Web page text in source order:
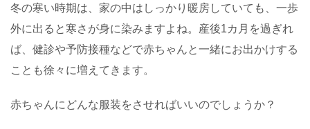
冬の寒い時期は、家の中はしっかり暖房していても、一歩
外に出ると寒さが身に染みますよね。産後1カ月を過ぎれ
ば、健診や予防接種などで赤ちゃんと一緒にお出かけする
ことも徐々に増えてきます。
赤ちゃんにどんな服装をさせればいいのでしょうか？